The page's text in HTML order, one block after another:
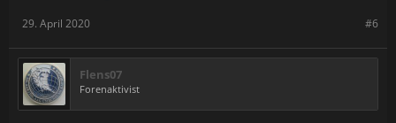
#6
29. April 2020
Flens07
Forenaktivist